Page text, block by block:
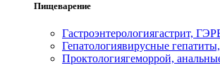
Пищеварение
Гастроэнтерологиягастрит,
Гепатологиявирусные гепатиты,
Проктологиягеморрой,